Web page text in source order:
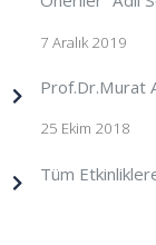
7 Aralık 2019
Prof.Dr.Murat
25 Ekim 2018
Tüm